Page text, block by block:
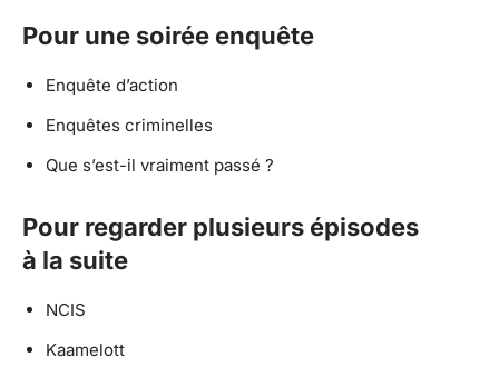
Pour une soirée enquête
Enquête d’action
Enquêtes criminelles
Que s’est-il vraiment passé ?
Pour regarder plusieurs épisodes
à la suite
NCIS
Kaamelott